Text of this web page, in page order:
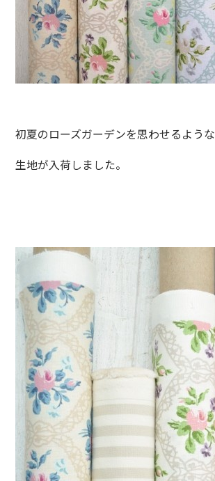
初夏のローズガーデンを思わせるような
生地が入荷しました。